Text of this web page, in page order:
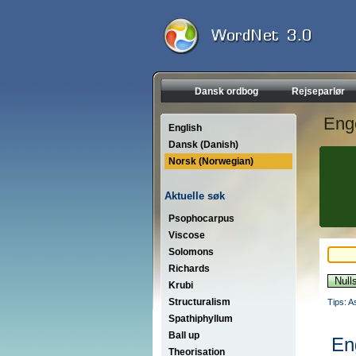
Dansk ordbog Rejseparlør
English
Dansk (Danish)
Norsk (Norwegian)
Aktuelle søk
Psophocarpus
Viscose
Solomons
Richards
Krubi
Structuralism
Spathiphyllum
Ball up
Theorisation
Tips: